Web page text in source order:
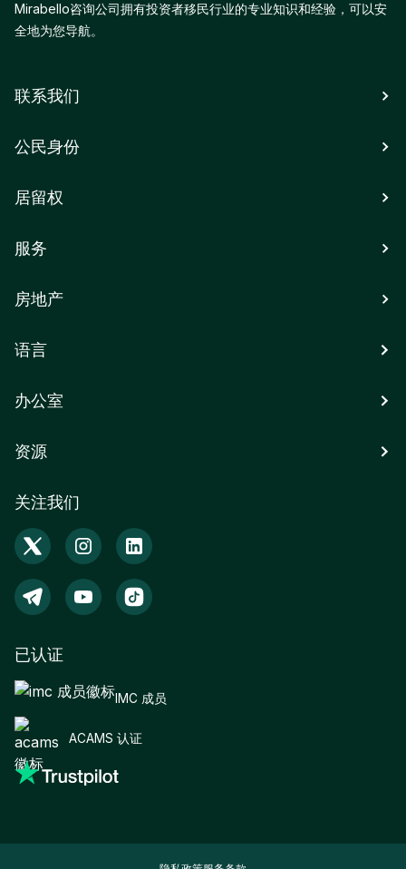
Mirabello咨询公司拥有投资者移民行业的专业知识和经验，可以安
全地为您导航。
联系我们
公民身份
居留权
服务
房地产
语言
关注我们
办公室
资源
已认证
IMC 成员
ACAMS 认证